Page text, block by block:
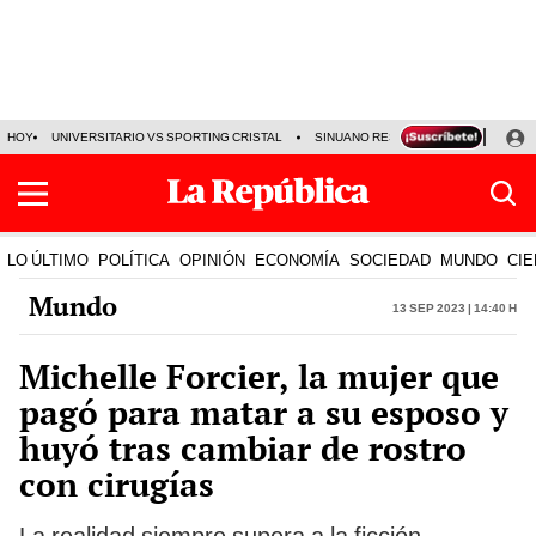
HOY UNIVERSITARIO VS SPORTING CRISTAL SINUANO RESULTADOS HOY
LO ÚLTIMO POLÍTICA OPINIÓN ECONOMÍA SOCIEDAD MUNDO
Mundo 13 Sep 2023 | 14:40 h
Michelle Forcier, la mujer que
pagó para matar a su esposo y
huyó tras cambiar de rostro
con cirugías